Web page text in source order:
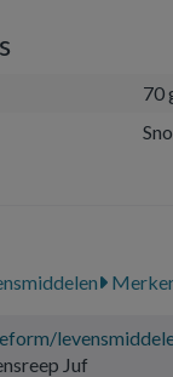
70
Juf